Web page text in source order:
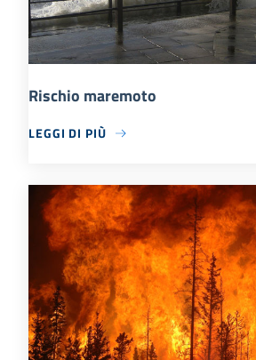
Rischio maremoto
LEGGI DI PIÙ